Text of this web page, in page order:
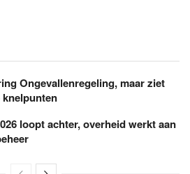
Ongevallenregeling, maar ziet
loopt achter, overheid werkt aan